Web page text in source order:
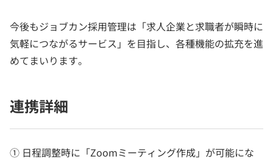
今後もジョブカン採用管理は「求人企業と求職者が瞬時に
気軽につながるサービス」を目指し、各種機能の拡充を進
めてまいります。
連携詳細
① 日程調整時に「Zoomミーティング作成」が可能にな